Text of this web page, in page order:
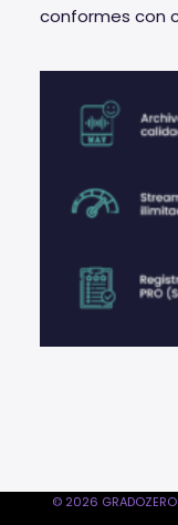
conformes con
© 2026